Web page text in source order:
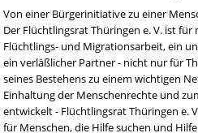
Von einer Bürgerinitiative zu einer
Der Flüchtlingsrat Thüringen e. V. ist
Flüchtlings- und Migrationsarbeit, ein
ein verläßlicher Partner - nicht nur für
seines Bestehens zu einem wichtigen
Einhaltung der Menschenrechte und
entwickelt - Flüchtlingsrat Thüringen e.
für Menschen, die Hilfe suchen und